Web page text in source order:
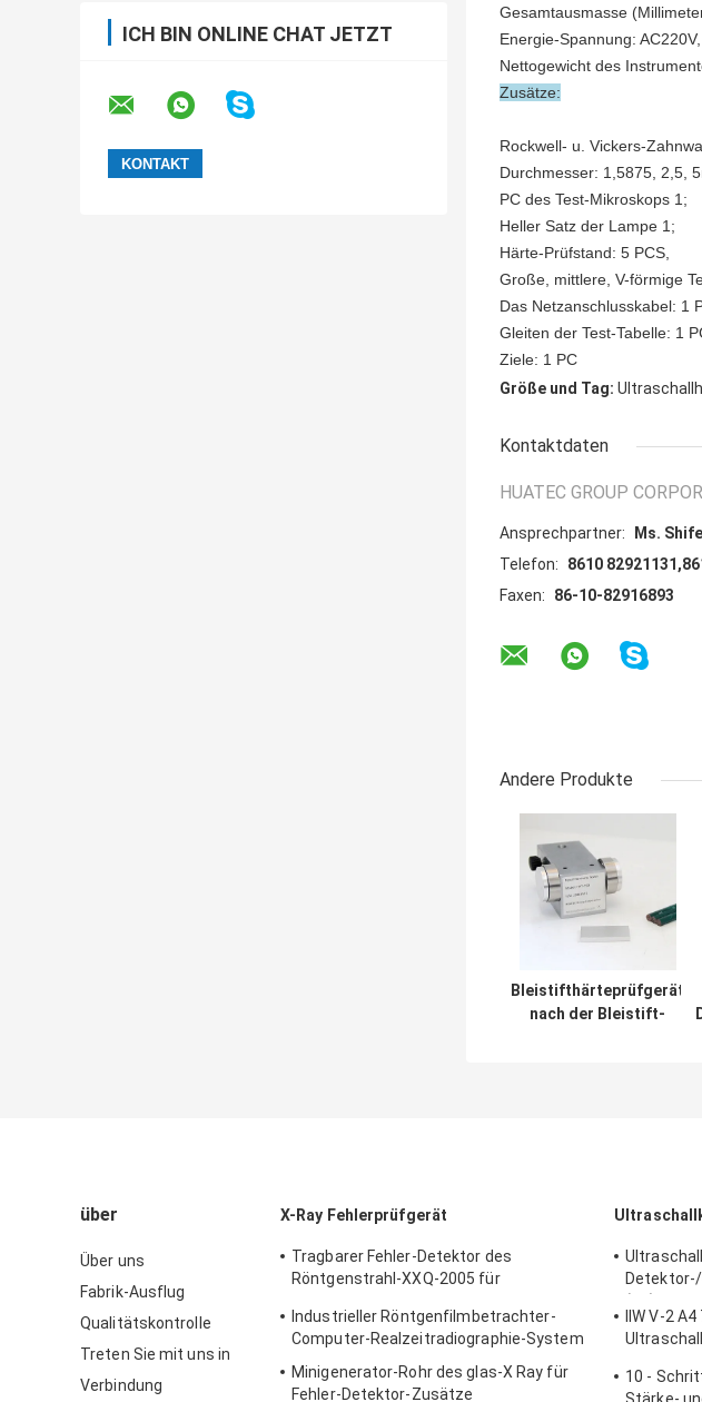
ICH BIN ONLINE CHAT JETZT
Gesamtausmasse
Energie-Spannung:
Nettogewicht des
Zusätze:
Rockwell- u. Vickers-
Durchmesser: 1,5875, 2,5,
PC des Test-Mikroskops 1;
Heller Satz der Lampe 1;
Härte-Prüfstand: 5 PCS,
Große, mittlere, V-förmige
Das Netzanschlusskabel: 1
Gleiten der Test-Tabelle: 1
Ziele: 1 PC
Größe und Tag:
Kontaktdaten
HUATEC GROUP
Ansprechpartner:
Ms.
Telefon:
8610
Faxen:
86-10-82916893
Andere Produkte
Bleistifthärteprüfgerät
nach der Bleistift-
über
Über uns
Fabrik-Ausflug
Qualitätskontrolle
Treten Sie mit uns in
Verbindung
X-Ray Fehlerprüfgerät
Tragbarer Fehler-Detektor des
Röntgenstrahl-XXQ-2005 für
Entstören
Industrieller Röntgenfilmbetrachter-
Computer-Realzeitradiographie-System
Minigenerator-Rohr des glas-X Ray für
Fehler-Detektor-Zusätze
Detektor-/
IIW V-2
10 -